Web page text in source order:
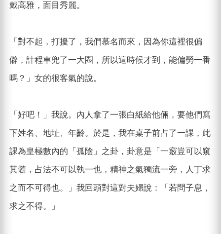
戴高雅，面目秀麗。
「對不起，打擾了，我們慕名而來，因為你這裡很偏
僻，計程車兜了一大圈，所以這時候才到，能偏勞一番
嗎？」女的很客氣的說。
「好吧！」我說。內人拿了一張白紙給他倆，要他們寫
下姓名、地址、年齡。於是，我在桌子前占了一課，此
課為皇極數內的「孤陰」之卦，卦意是「一竅豈可以窺
其髓，占法不可以執一也，精神之氣獨流一旁，人丁求
之而不可得也。」我回頭對這對夫婦說：「若問子息，
求之不得。」